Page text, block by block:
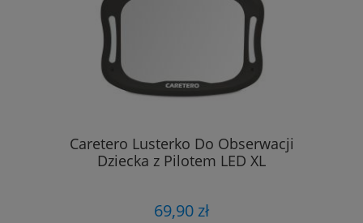
Caretero Lusterko Do Obserwacji
Dziecka z Pilotem LED XL
69,90 zł